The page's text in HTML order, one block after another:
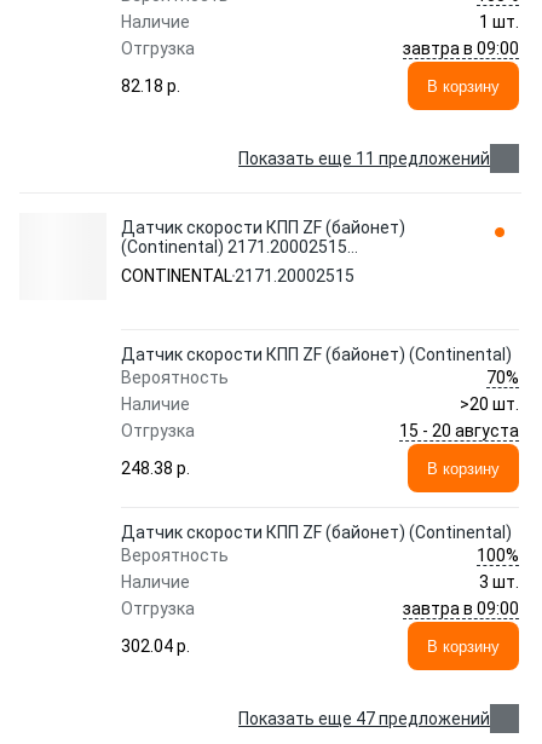
Наличие
1 шт.
Отгрузка
завтра в 09:00
82.18 p.
В корзину
Показать еще 11 предложений
Датчик скорости КПП ZF (байонет)
(Сontinental) 2171.20002515
CONTINENTAL
CONTINENTAL2171.20002515
Датчик скорости КПП ZF (байонет) (Сontinental)
Вероятность
70%
Наличие
>20 шт.
Отгрузка
15 - 20 августа
248.38 p.
В корзину
Датчик скорости КПП ZF (байонет) (Сontinental)
Вероятность
100%
Наличие
3 шт.
Отгрузка
завтра в 09:00
302.04 p.
В корзину
Показать еще 47 предложений